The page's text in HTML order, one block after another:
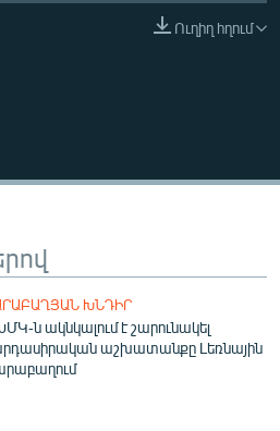
Ուղիղ հղում
ԽՆԴԻՐ
ն ակնկալում է շարունակել
աշխատանքը Լեռնային